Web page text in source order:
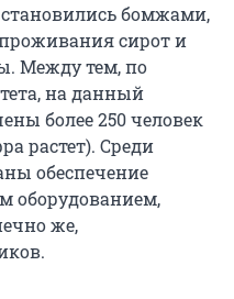
бомжами,
сирот и
Между тем, по
на данный
более 250 человек
растет). Среди
обеспечение
оборудованием,
же,